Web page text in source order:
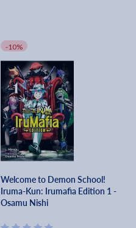
-10%
Welcome to Demon School!
Iruma-Kun: Irumafia Edition 1 -
Osamu Nishi